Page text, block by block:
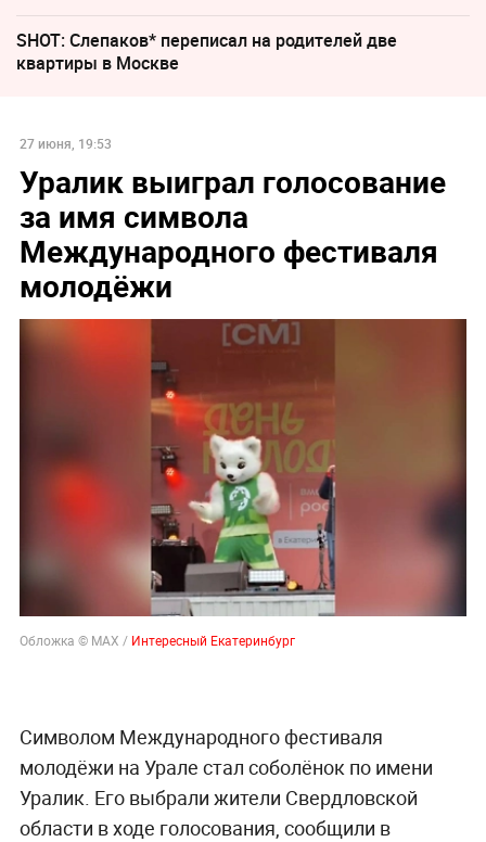
SHOT: Слепаков* переписал на родителей две
квартиры в Москве
27 июня, 19:53
Уралик выиграл голосование
за имя символа
Международного фестиваля
молодёжи
Обложка © MAX /Интересный Екатеринбург
Символом Международного фестиваля
молодёжи на Урале стал соболёнок по имени
Уралик. Его выбрали жители Свердловской
области в ходе голосования, сообщили в